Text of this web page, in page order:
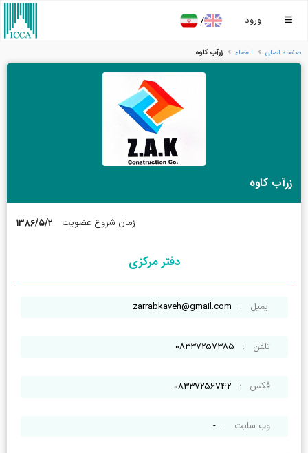
ورود /
صفحه اصلی اعضاء زرآب کاوه
زرآب کاوه
زمان شروع عضویت ۱۳۸۶/۵/۲
دفتر مرکزی
ایمیل :
zarrabkaveh@gmail.com
تلفن :
08337257385
فکس :
08337256742
وب سایت :
-